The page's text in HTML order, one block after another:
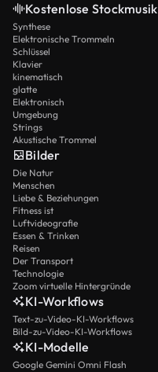
Kostenlose Stockmusik
Synthese
Elektronische Trommeln
Schlüssel
Klavier
kinematisch
glatte
Elektronisch
Umgebung
Strings
Akustische Trommel
Bilder
Die Natur
Menschen
Liebe & Beziehungen
Fitness ist
Luftvideografie
Essen & Trinken
Reisen
Der Transport
Technologie
Zoom virtuelle Hintergründe
KI-Workflows
Text-zu-Video-KI-Workflows
Bild-zu-Video-KI-Workflows
KI-Modelle
Google Gemini Omni Flash